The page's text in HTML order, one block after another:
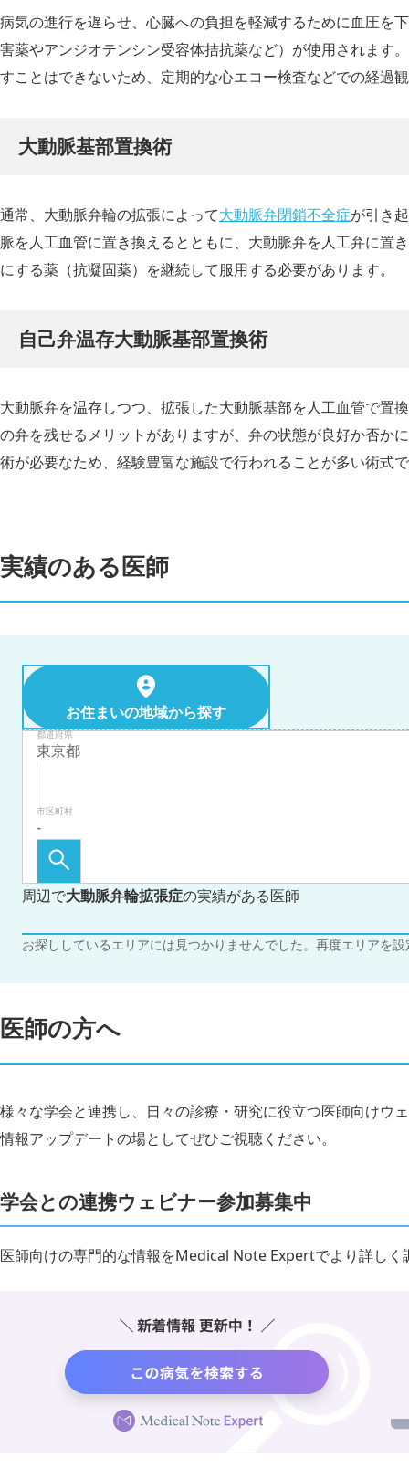
病気の進行を遅らせ、心臓への負担を軽減するために血圧を
害薬やアンジオテンシン受容体拮抗薬など）が使用されます
すことはできないため、定期的な心エコー検査などでの経過
大動脈基部置換術
通常、大動脈弁輪の拡張によって大動脈弁閉鎖不全症が引き
脈を人工血管に置き換えるとともに、大動脈弁を人工弁に置
にする薬（抗凝固薬）を継続して服用する必要があります。
自己弁温存大動脈基部置換術
大動脈弁を温存しつつ、拡張した大動脈基部を人工血管で置
の弁を残せるメリットがありますが、弁の状態が良好か否か
術が必要なため、経験豊富な施設で行われることが多い術式
実績のある医師
お住まいの地域から探す
都道府県
市区町村
周辺で大動脈弁輪拡張症の実績がある医師
お探ししているエリアには見つかりませんでした。再度エリアを
医師の方へ
様々な学会と連携し、日々の診療・研究に役立つ医師向けウ
情報アップデートの場としてぜひご視聴ください。
学会との連携ウェビナー参加募集中
医師向けの専門的な情報をMedical Note Expertでより詳しく